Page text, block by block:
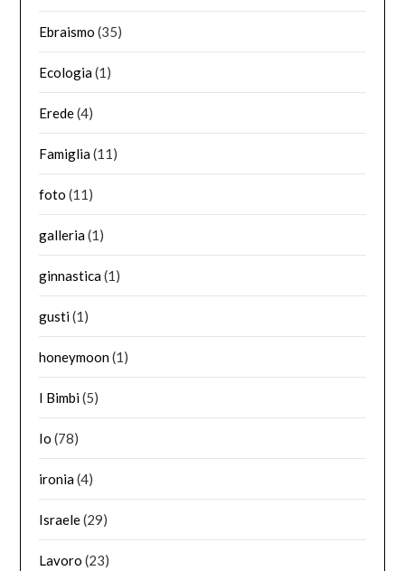
Ebraismo (35)
Ecologia(1)
Erede(4)
Famiglia(11)
foto (11)
galleria(1)
ginnastica(1)
gusti(1)
honeymoon(1)
I Bimbi(5)
Io (78)
ironia(4)
Israele(29)
Lavoro (23)